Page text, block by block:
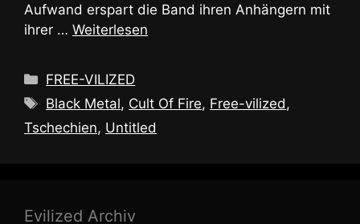
Aufwand erspart die Band ihren Anhängern mit
ihrer … Weiterlesen
Kategorien
FREE-VILIZED
Schlagwörter
Black Metal, Cult Of Fire, Free-vilized,
Tschechien, Untitled
Evilized Archiv